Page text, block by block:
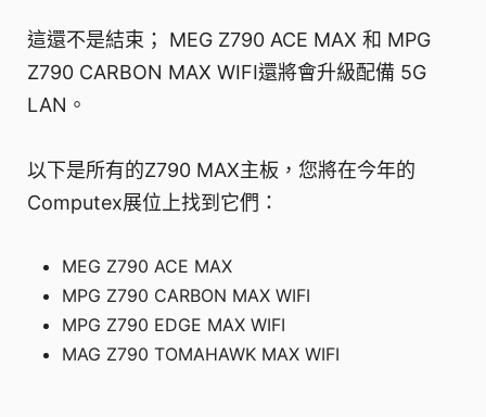
這還不是結束； MEG Z790 ACE MAX 和 MPG
Z790 CARBON MAX WIFI還將會升級配備 5G
LAN。
以下是所有的Z790 MAX主板，您將在今年的
Computex展位上找到它們：
MEG Z790 ACE MAX
MPG Z790 CARBON MAX WIFI
MPG Z790 EDGE MAX WIFI
MAG Z790 TOMAHAWK MAX WIFI